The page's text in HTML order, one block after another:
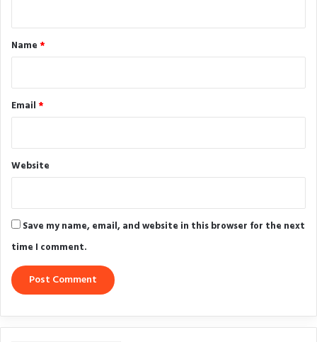
*
Name *
Email *
Website
Save my name, email, and website in this browser for the next
time I comment.